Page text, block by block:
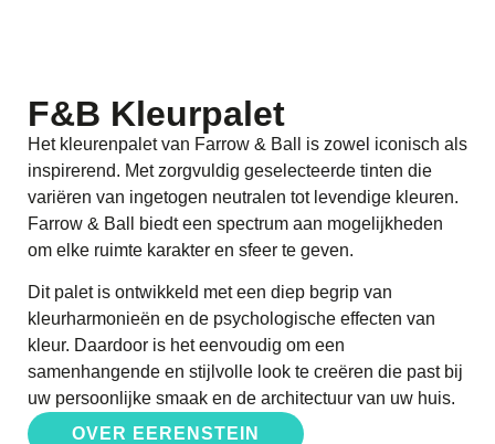
F&B Kleurpalet
Het kleurenpalet van Farrow & Ball is zowel iconisch als
inspirerend. Met zorgvuldig geselecteerde tinten die
variëren van ingetogen neutralen tot levendige kleuren.
Farrow & Ball biedt een spectrum aan mogelijkheden
om elke ruimte karakter en sfeer te geven.
Dit palet is ontwikkeld met een diep begrip van
kleurharmonieën en de psychologische effecten van
kleur. Daardoor is het eenvoudig om een
samenhangende en stijlvolle look te creëren die past bij
uw persoonlijke smaak en de architectuur van uw huis.
OVER EERENSTEIN